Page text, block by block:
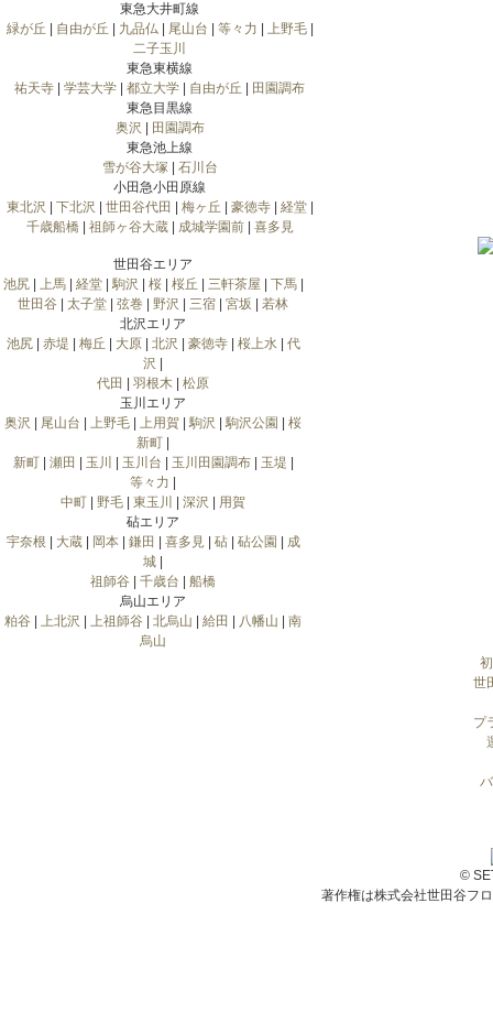
東急大井町線
緑が丘
自由が丘 九品仏| 尾山台 等々力 上野毛|
二子玉川
東急東横線
祐天寺
学芸大学 都立大学 自由が丘
田園調布
東急目黒線
奥沢
田園調布
東急池上線
雪が谷大塚| 石川台
小田急小田原線
東北沢
下北沢 世田谷代田 梅ヶ丘 豪徳寺| 経堂|
千歳船橋| 祖師ヶ谷大蔵| 成城学園前| 喜多見
世田谷エリア
池尻| 上馬| 経堂| 駒沢 桜| 桜丘 三軒茶屋 下馬|
世田谷
太子堂 弦巻 野沢 三宿 宮坂
若林
北沢エリア
池尻| 赤堤 梅丘 大原| 北沢 豪徳寺| 桜上水| 代
沢
代田
羽根木
松原
玉川エリア
奥沢
尾山台 上野毛 上用賀 駒沢 駒沢公園
桜
新町
新町| 瀬田 玉川 玉川台 玉川田園調布| 玉堤
等々力
中町
野毛 東玉川 深沢
用賀
砧エリア
宇奈根
大蔵| 岡本| 鎌田 喜多見| 砧| 砧公園
成
城
祖師谷
千歳台
船橋
烏山エリア
粕谷
上北沢 上祖師谷 北烏山 給田 八幡山
南
烏山
世
プ
©
著作権は株式会社世田谷フ